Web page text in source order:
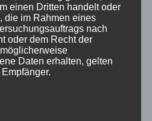
unterliegt, vorgesehen
oder läuft eine vom
und Verordnungsgeber oder
Gesetzgeber
ab, werden die
Vorschriften gesperrt
einen Dritten handelt oder
die im Rahmen eines
nach
oder dem Recht der
Daten erhalten, gelten